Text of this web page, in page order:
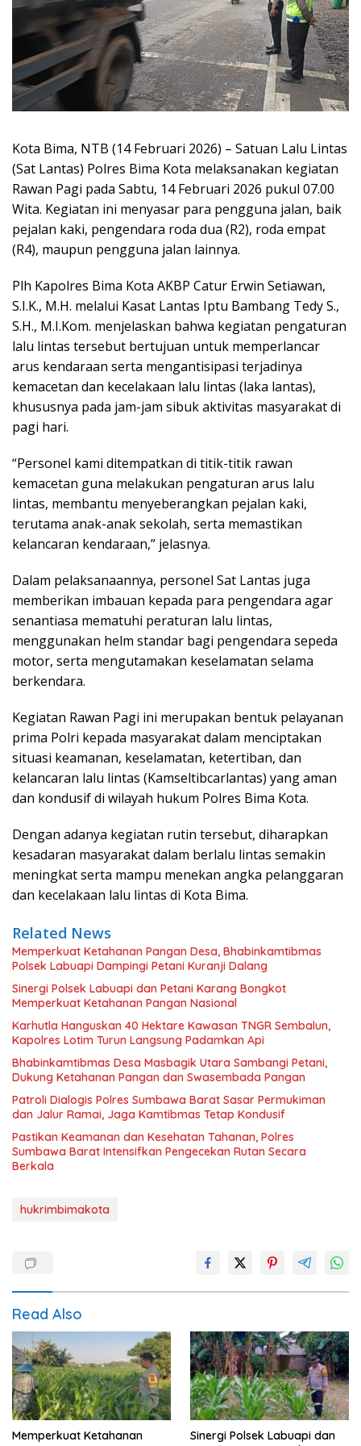
Kota Bima, NTB (14 Februari 2026) – Satuan Lalu Lintas
(Sat Lantas) Polres Bima Kota melaksanakan kegiatan
Rawan Pagi pada Sabtu, 14 Februari 2026 pukul 07.00
Wita. Kegiatan ini menyasar para pengguna jalan, baik
pejalan kaki, pengendara roda dua (R2), roda empat
(R4), maupun pengguna jalan lainnya.
Plh Kapolres Bima Kota AKBP Catur Erwin Setiawan,
S.I.K., M.H. melalui Kasat Lantas Iptu Bambang Tedy S.,
S.H., M.I.Kom. menjelaskan bahwa kegiatan pengaturan
lalu lintas tersebut bertujuan untuk memperlancar
arus kendaraan serta mengantisipasi terjadinya
kemacetan dan kecelakaan lalu lintas (laka lantas),
khususnya pada jam-jam sibuk aktivitas masyarakat di
pagi hari.
“Personel kami ditempatkan di titik-titik rawan
kemacetan guna melakukan pengaturan arus lalu
lintas, membantu menyeberangkan pejalan kaki,
terutama anak-anak sekolah, serta memastikan
kelancaran kendaraan,” jelasnya.
Dalam pelaksanaannya, personel Sat Lantas juga
memberikan imbauan kepada para pengendara agar
senantiasa mematuhi peraturan lalu lintas,
menggunakan helm standar bagi pengendara sepeda
motor, serta mengutamakan keselamatan selama
berkendara.
Kegiatan Rawan Pagi ini merupakan bentuk pelayanan
prima Polri kepada masyarakat dalam menciptakan
situasi keamanan, keselamatan, ketertiban, dan
kelancaran lalu lintas (Kamseltibcarlantas) yang aman
dan kondusif di wilayah hukum Polres Bima Kota.
Dengan adanya kegiatan rutin tersebut, diharapkan
kesadaran masyarakat dalam berlalu lintas semakin
meningkat serta mampu menekan angka pelanggaran
dan kecelakaan lalu lintas di Kota Bima.
Related News
Memperkuat Ketahanan Pangan Desa, Bhabinkamtibmas
Polsek Labuapi Dampingi Petani Kuranji Dalang
Sinergi Polsek Labuapi dan Petani Karang Bongkot
Memperkuat Ketahanan Pangan Nasional
Karhutla Hanguskan 40 Hektare Kawasan TNGR Sembalun,
Kapolres Lotim Turun Langsung Padamkan Api
Bhabinkamtibmas Desa Masbagik Utara Sambangi Petani,
Dukung Ketahanan Pangan dan Swasembada Pangan
Patroli Dialogis Polres Sumbawa Barat Sasar Permukiman
dan Jalur Ramai, Jaga Kamtibmas Tetap Kondusif
Pastikan Keamanan dan Kesehatan Tahanan, Polres
Sumbawa Barat Intensifkan Pengecekan Rutan Secara
Berkala
hukrimbimakota
Read Also
Memperkuat Ketahanan
Sinergi Polsek Labuapi dan